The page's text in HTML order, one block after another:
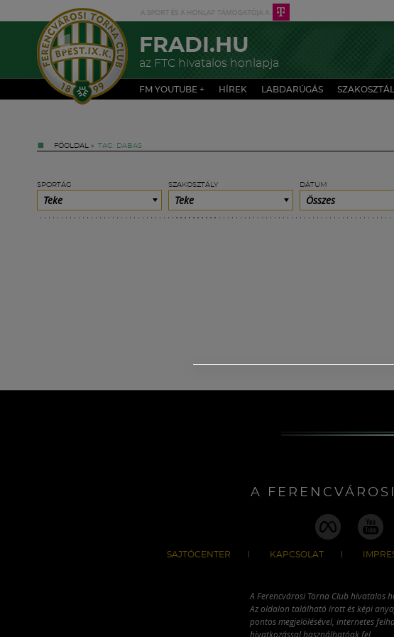
FRADI.HU
az FTC hivatalos honlapja
FM YOUTUBE + HÍREK LABDARÚGÁS
FŐOLDAL » TAG: DABAS
SPORTÁG
Teke
SZAKOSZTÁLY
Teke
DÁTUM
Összes
A
SAJTÓCENTER KAPCSOLAT
A Ferencvárosi Torna Club hivatalos
Az oldalon található írott és képi
pontos megjelölésével, internetes
hivatkozással használhatóak fel.